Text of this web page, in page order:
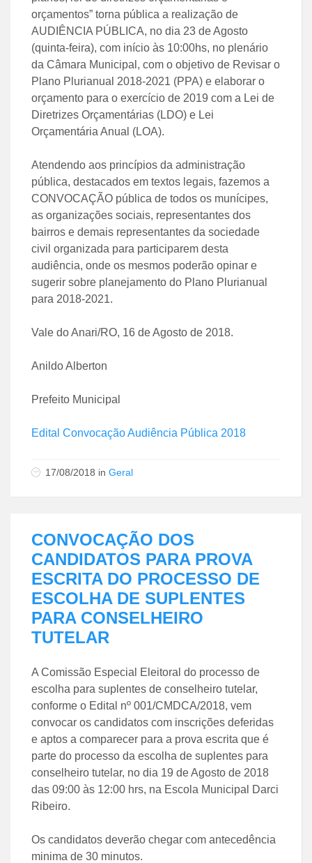
orçamentos” torna pública a realização de
AUDIÊNCIA PÚBLICA, no dia 23 de Agosto
(quinta-feira), com início às 10:00hs, no plenário
da Câmara Municipal, com o objetivo de Revisar o
Plano Plurianual 2018-2021 (PPA) e elaborar o
orçamento para o exercício de 2019 com a Lei de
Diretrizes Orçamentárias (LDO) e Lei
Orçamentária Anual (LOA).
Atendendo aos princípios da administração
pública, destacados em textos legais, fazemos a
CONVOCAÇÃO pública de todos os munícipes,
as organizações sociais, representantes dos
bairros e demais representantes da sociedade
civil organizada para participarem desta
audiência, onde os mesmos poderão opinar e
sugerir sobre planejamento do Plano Plurianual
para 2018-2021.
Vale do Anari/RO, 16 de Agosto de 2018.
Anildo Alberton
Prefeito Municipal
Edital Convocação Audiência Pública 2018
17/08/2018 in Geral
CONVOCAÇÃO DOS
CANDIDATOS PARA PROVA
ESCRITA DO PROCESSO DE
ESCOLHA DE SUPLENTES
PARA CONSELHEIRO
TUTELAR
A Comissão Especial Eleitoral do processo de
escolha para suplentes de conselheiro tutelar,
conforme o Edital nº 001/CMDCA/2018, vem
convocar os candidatos com inscrições deferidas
e aptos a comparecer para a prova escrita que é
parte do processo da escolha de suplentes para
conselheiro tutelar, no dia 19 de Agosto de 2018
das 09:00 às 12:00 hrs, na Escola Municipal Darci
Ribeiro.
Os candidatos deverão chegar com antecedência
minima de 30 minutos.